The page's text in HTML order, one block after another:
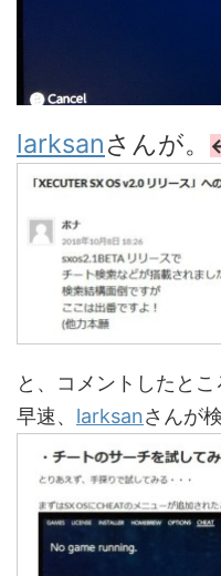
larksanさんが。
と、コメントしたとこ
早速、 larksanさんが